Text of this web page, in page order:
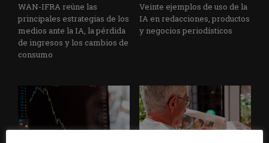
WAN-IFRA reúne las
principales estrategias de los
medios ante la IA, la pérdida
de ingresos y los cambios de
consumo
Veinte ejemplos de uso de la
IA en redacciones, productos
y negocios periodísticos